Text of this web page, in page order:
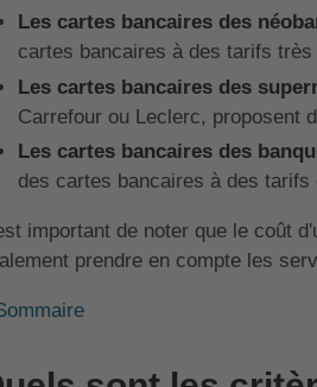
Les cartes bancaires des
cartes bancaires à des tarifs
Les cartes bancaires des
Carrefour ou Leclerc, proposent
Les cartes bancaires des
des cartes bancaires à des
important de noter que le coût
prendre en compte les